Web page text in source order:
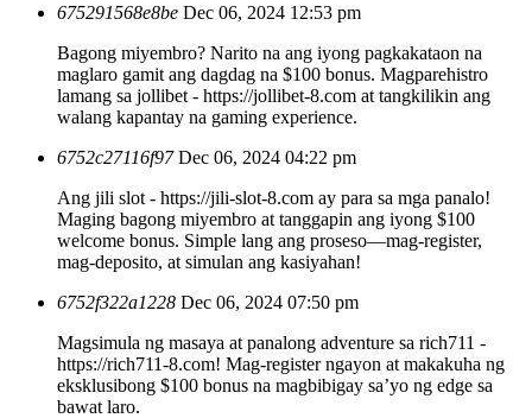
675291568e8be Dec 06, 2024 12:53 pm
Bagong miyembro? Narito na ang iyong pagkakataon na
maglaro gamit ang dagdag na $100 bonus. Magparehistro
lamang sa jollibet - https://jollibet-8.com at tangkilikin ang
walang kapantay na gaming experience.
6752c27116f97 Dec 06, 2024 04:22 pm
Ang jili slot - https://jili-slot-8.com ay para sa mga panalo!
Maging bagong miyembro at tanggapin ang iyong $100
welcome bonus. Simple lang ang proseso—mag-register,
mag-deposito, at simulan ang kasiyahan!
6752f322a1228 Dec 06, 2024 07:50 pm
Magsimula ng masaya at panalong adventure sa rich711 -
https://rich711-8.com! Mag-register ngayon at makakuha ng
eksklusibong $100 bonus na magbibigay sa’yo ng edge sa
bawat laro.